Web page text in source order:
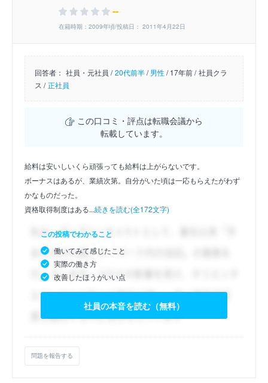
--
在籍時期：2009年頃/投稿日： 2011年4月22日
回答者： 社員・元社員 / 20代前半/男性/17年前 / 社員クラ
ス / 正社員
この口コミ・評点は転職会議から
転載しています。
給料は安いしいくら頑張っても給料は上がらないです。
ボーナスはあるが、業績次第。自分がいた頃は一応もらえたがわず
かなものだった。
資格取得制度はある...続きを読む(全172文字)
この投稿でわかること
働いてみて感じたこと
実際の働き方
改善したほうがいい点
社員の本音を読む（無料）
問題を報告する